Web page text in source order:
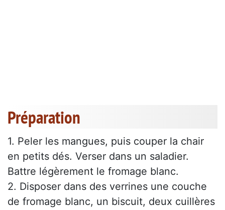
Préparation
1. Peler les mangues, puis couper la chair
en petits dés. Verser dans un saladier.
Battre légèrement le fromage blanc.
2. Disposer dans des verrines une couche
de fromage blanc, un biscuit, deux cuillères